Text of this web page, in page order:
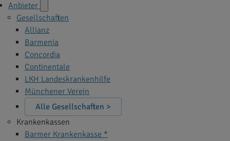
Anbieter
Gesellschaften
Allianz
Barmenia
Concordia
Continentale
LKH Landeskrankenhilfe
Münchener Verein
Alle Gesellschaften >
Krankenkassen
Barmer Krankenkasse *